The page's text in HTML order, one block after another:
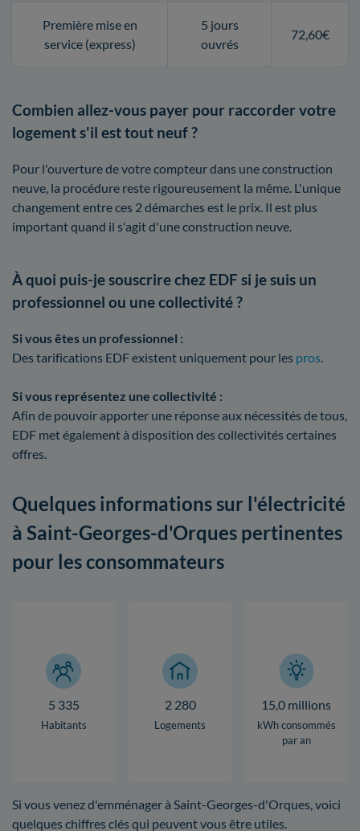
Première mise en
service (express)
5 jours
ouvrés
72,60€
Combien allez-vous payer pour raccorder votre
logement s'il est tout neuf ?
Pour l'ouverture de votre compteur dans une construction
neuve, la procédure reste rigoureusement la même. L'unique
changement entre ces 2 démarches est le prix. Il est plus
important quand il s'agit d'une construction neuve.
À quoi puis-je souscrire chez EDF si je suis un
professionnel ou une collectivité ?
Si vous êtes un professionnel :
Des tarifications EDF existent uniquement pour les pros.
Si vous représentez une collectivité :
Afin de pouvoir apporter une réponse aux nécessités de tous,
EDF met également à disposition des collectivités certaines
offres.
Quelques informations sur l'électricité
à Saint-Georges-d'Orques pertinentes
pour les consommateurs
5 335
Habitants
2 280
Logements
15,0 millions
kWh consommés
par an
Si vous venez d'emménager à Saint-Georges-d'Orques, voici
quelques chiffres clés qui peuvent vous être utiles.